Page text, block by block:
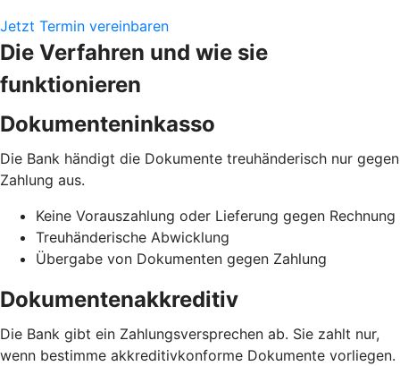
Jetzt Termin vereinbaren
Die Verfahren und wie sie
funktionieren
Dokumenteninkasso
Die Bank händigt die Dokumente treuhänderisch nur gegen
Zahlung aus.
Keine Vorauszahlung oder Lieferung gegen Rechnung
Treuhänderische Abwicklung
Übergabe von Dokumenten gegen Zahlung
Dokumentenakkreditiv
Die Bank gibt ein Zahlungsversprechen ab. Sie zahlt nur,
wenn bestimme akkreditivkonforme Dokumente vorliegen.